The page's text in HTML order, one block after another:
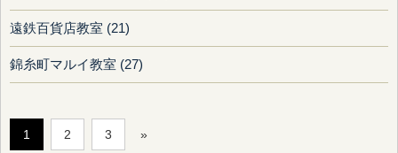
遠鉄百貨店教室 (21)
錦糸町マルイ教室 (27)
1 2 3 »